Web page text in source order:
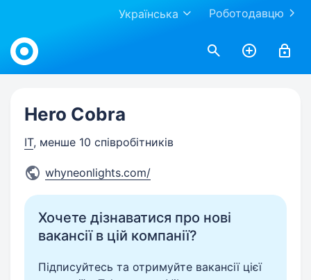
Роботодавцю
Українська
Work.ua
Hero Cobra
IT, менше 10 співробітників
whyneonlights.com/
Хочете дізнаватися про нові
вакансії в цій компанії?
Підписуйтесь та отримуйте вакансії цієї